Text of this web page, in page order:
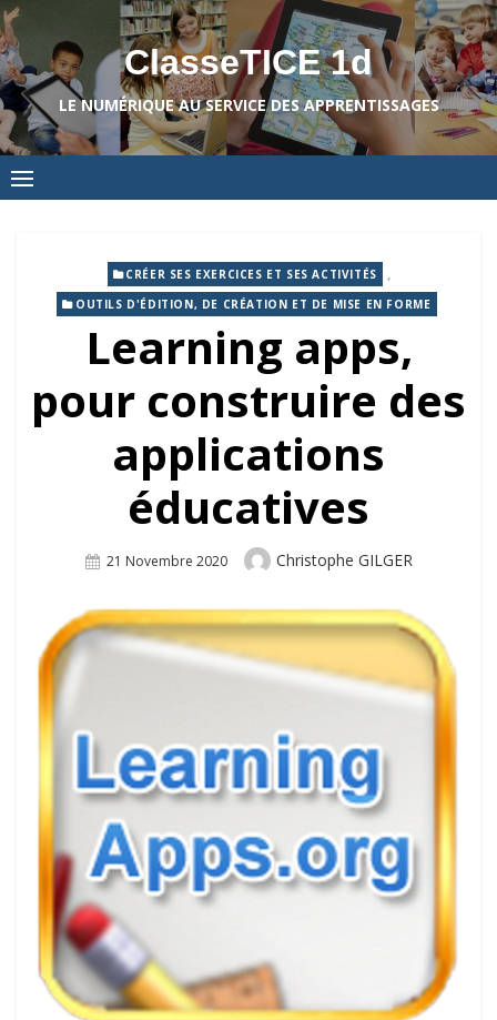
Skip
to
content
ClasseTICE 1d
LE NUMÉRIQUE AU SERVICE DES APPRENTISSAGES
CRÉER SES EXERCICES ET SES ACTIVITÉS ,
OUTILS D'ÉDITION, DE CRÉATION ET DE MISE EN FORME
Learning apps,
pour construire des
applications
éducatives
Posted
21 Novembre 2020 Author
Christophe GILGER